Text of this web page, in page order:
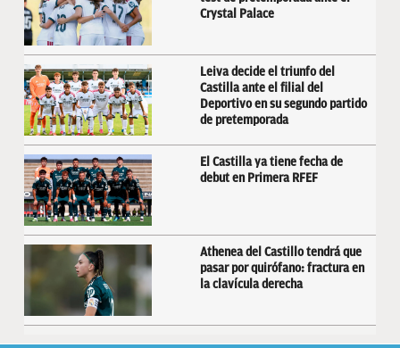
Crystal Palace
Leiva decide el triunfo del
Castilla ante el filial del
Deportivo en su segundo partido
de pretemporada
El Castilla ya tiene fecha de
debut en Primera RFEF
Athenea del Castillo tendrá que
pasar por quirófano: fractura en
la clavícula derecha